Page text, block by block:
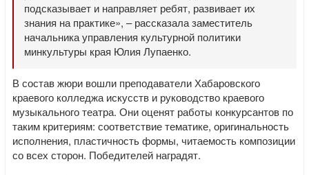
подсказывает и направляет ребят, развивает их
знания на практике», – рассказала заместитель
начальника управления культурной политики
минкультуры края Юлия Лупаенко.
В состав жюри вошли преподаватели Хабаровского
краевого колледжа искусств и руководство краевого
музыкального театра. Они оценят работы конкурсантов по
таким критериям: соответствие тематике, оригинальность
исполнения, пластичность формы, читаемость композиции
со всех сторон. Победителей наградят.